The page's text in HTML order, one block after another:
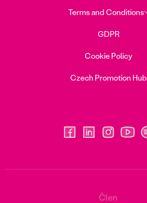
Terms and Conditions
GDPR
Cookie Policy
Czech Promotion Hub
Člen